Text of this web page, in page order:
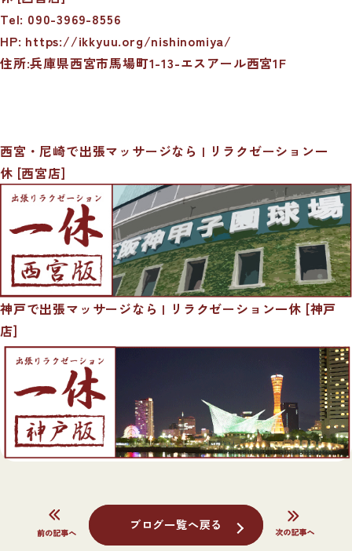
Tel: 090-3969-8556
HP: https://ikkyuu.org/nishinomiya/
住所:兵庫県西宮市馬場町1-13-エスアール西宮1F
西宮・尼崎で出張マッサージなら | リラクゼーション一
休 [西宮店]
神戸で出張マッサージなら | リラクゼーション一休 [神戸
店]
ブログ一覧へ戻る